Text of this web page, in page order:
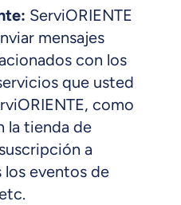
ServiORIENTE
mensajes
con los
que usted
como
la tienda de
a
eventos de